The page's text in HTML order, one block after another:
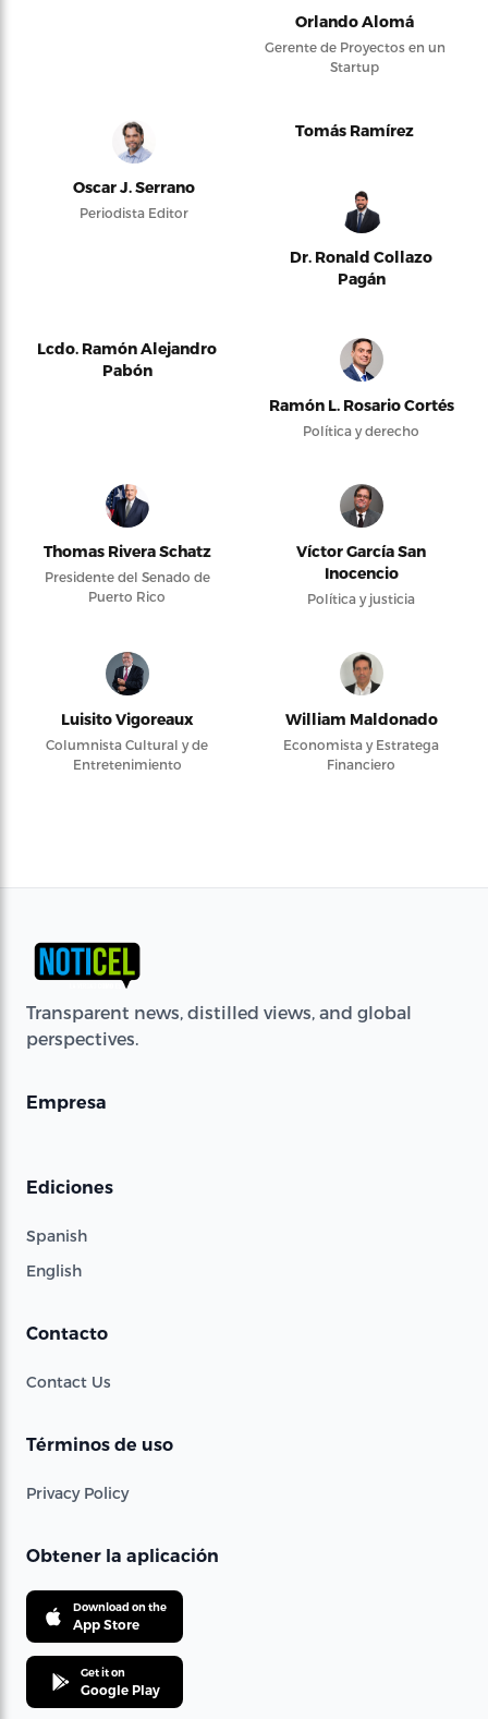
Orlando Alomá
Gerente de Proyectos en un
Startup
Oscar J. Serrano
Periodista Editor
Tomás Ramírez
Dr. Ronald Collazo
Pagán
Lcdo. Ramón Alejandro
Pabón
Ramón L. Rosario Cortés
Política y derecho
Thomas Rivera Schatz
Presidente del Senado de
Puerto Rico
Víctor García San
Inocencio
Política y justicia
Luisito Vigoreaux
Columnista Cultural y de
Entretenimiento
William Maldonado
Economista y Estratega
Financiero
Transparent news, distilled views, and global
perspectives.
Empresa
Ediciones
Spanish
English
Contacto
Contact Us
Términos de uso
Privacy Policy
Obtener la aplicación
Download on the
App Store
Get it on
Google Play